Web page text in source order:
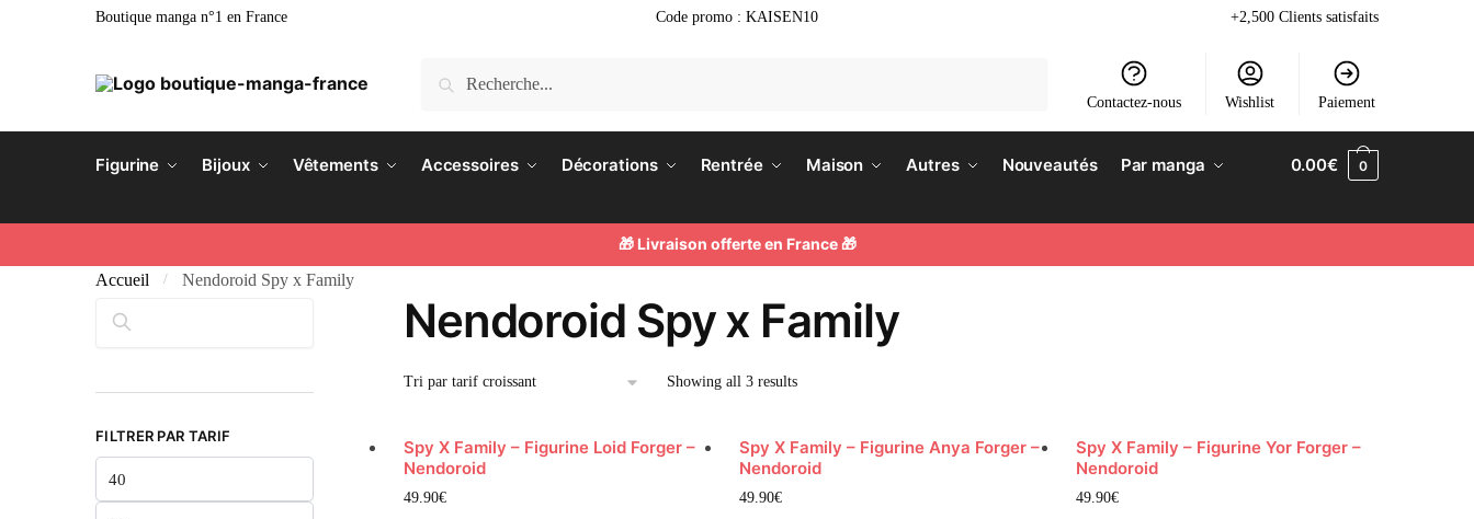
Boutique manga n°1 en France Code promo : KAISEN10 +2,500 Clients satisfaits
Contactez-nous Wishlist Paiement
Figurine Bijoux Vêtements Accessoires Décorations Rentrée Maison Autres Nouveautés Par manga 0.00€ 0
🎁 Livraison offerte en France 🎁
Accueil
/ Nendoroid Spy x Family
Nendoroid Spy x Family
Showing all 3 results
Spy X Family – Figurine Loid Forger –
Nendoroid
49.90€
Spy X Family – Figurine Anya Forger –
Nendoroid
49.90€
Spy X Family – Figurine Yor Forger –
Nendoroid
49.90€
Rechercher
FILTRER PAR TARIF